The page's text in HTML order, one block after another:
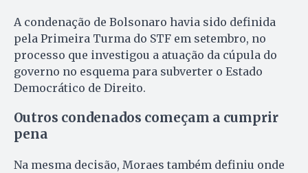
A condenação de Bolsonaro havia sido definida
pela Primeira Turma do STF em setembro, no
processo que investigou a atuação da cúpula do
governo no esquema para subverter o Estado
Democrático de Direito.
Outros condenados começam a cumprir
pena
Na mesma decisão, Moraes também definiu onde